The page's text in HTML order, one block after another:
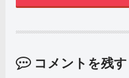
コメントを残す